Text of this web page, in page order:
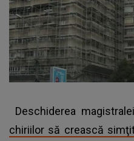
Deschiderea
chiriilor să crească